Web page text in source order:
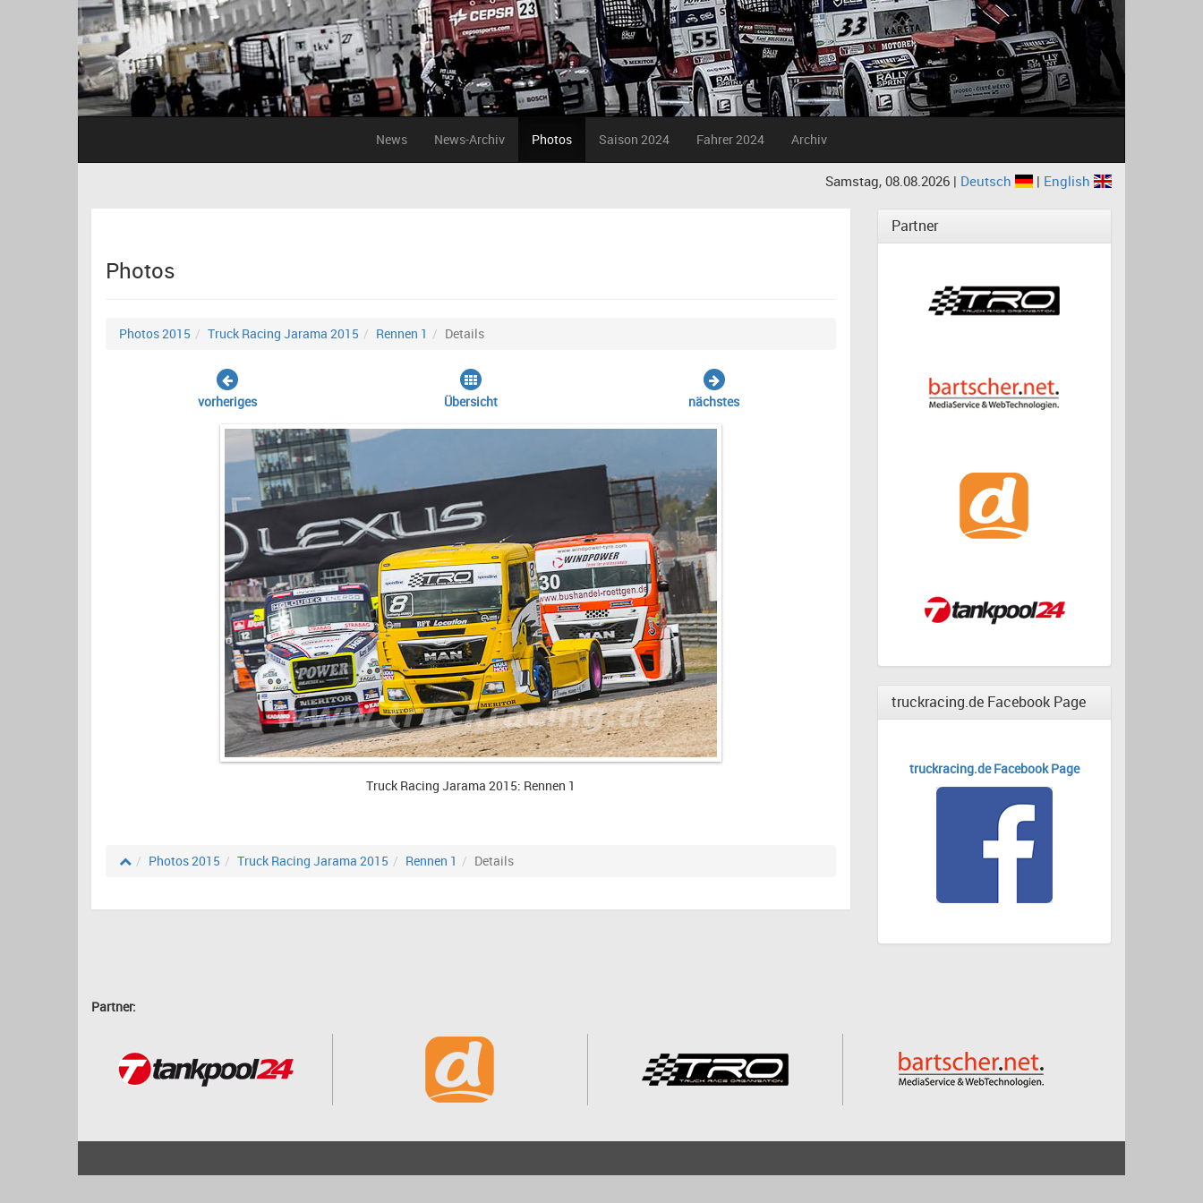
News News-Archiv Photos Saison 2024 Fahrer 2024 Archiv
Samstag, 08.08.2026 | Deutsch | English
Photos
Photos 2015 Truck Racing Jarama 2015 Rennen 1 Details
vorheriges Übersicht nächstes
Truck Racing Jarama 2015: Rennen 1
Photos 2015 Truck Racing Jarama 2015 Rennen 1 Details
Partner
truckracing.de Facebook Page
truckracing.de Facebook Page
Partner: